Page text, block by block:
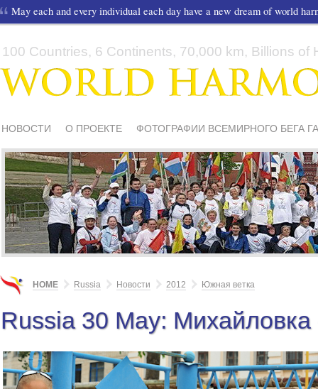
May each and every individual each day have a new dream of world
100 Countries, 6 Continents, 70,000 km, Billions of
НОВОСТИ О ПРОЕКТЕ
ФОТОГРАФИИ ВСЕМИРНОГО БЕГА
СМИ О НАС
ШКОЛЫ И ДЕТИ МАТЕРИАЛЫ ПИСЬМА
HOME Russia Новости 2012 Южная ветка
Russia 30 May: